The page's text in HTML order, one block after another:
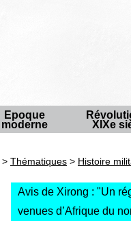
Epoque
moderne
XIXe
> Thématiques > Histoire
Avis de Xirong : "Un
venues d’Afrique du